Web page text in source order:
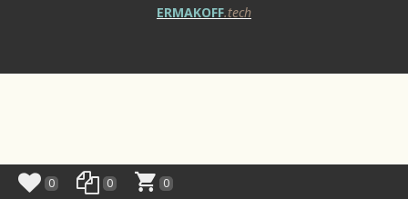
ERMAKOFF.tech
0 0 0